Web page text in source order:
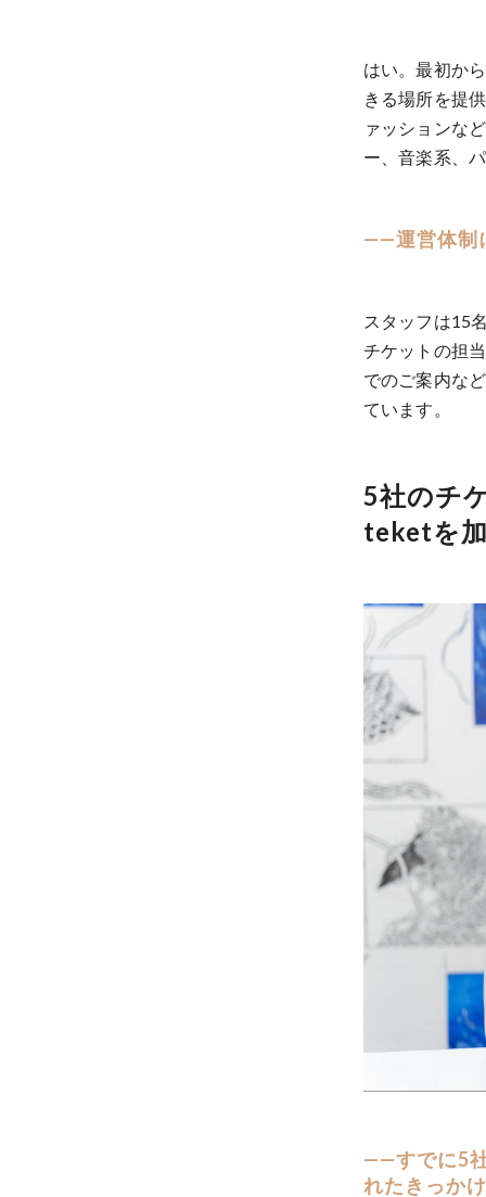
はい。最初か
きる場所を提
ァッションな
ー、音楽系、
——運営体制
スタッフは15
チケットの担
でのご案内な
ています。
5社のチ
teketを
——すでに5
れたきっか